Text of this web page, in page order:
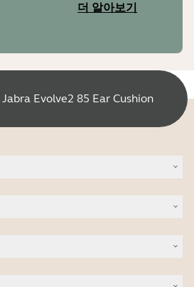
더 알아보기
Jabra Evolve2 85 Ear Cushion